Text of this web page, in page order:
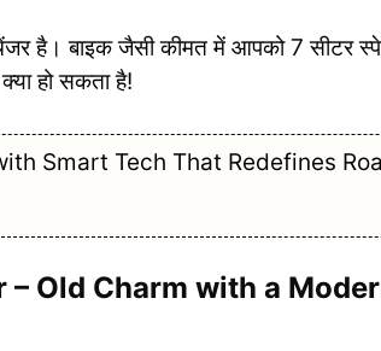
है। बाइक जैसी कीमत में आपको 7 सीटर
हो सकता है!
Smart Tech That Redefines
Old Charm with a